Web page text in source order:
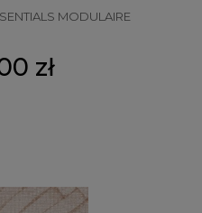
MODULAIRE
zł